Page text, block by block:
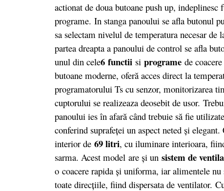
actionat de doua butoane push up,
programe. In stanga panoului se afla butonul
sa selectam nivelul de temperatura necesar de
partea dreapta a panoului de control se afla
unul din cele6 functii si programe de
butoane moderne, oferă acces direct la
programatorului Ts cu senzor, monitorizarea
cuptorului se realizeaza deosebit de usor.
panoului ies în afară când trebuie să fie
conferind suprafeţei un aspect neted şi
interior de 69 litri, cu iluminare interioara,
sarma. Acest model are şi un sistem de
o coacere rapida şi uniforma, iar alimentele
toate direcţiile, fiind dispersata de ventilator.